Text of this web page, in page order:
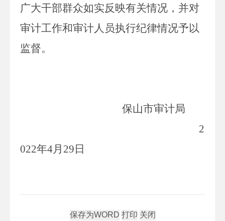
广大干部群众如实反映有关情况，并对
审计工作和审计人员执行纪律情况予以
监督。
保山市审计局
2
022年4月 29 日